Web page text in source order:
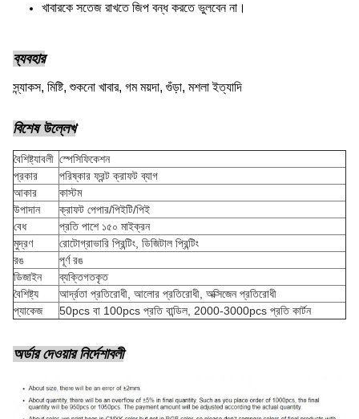
খাবারকে সতেজ রাখতে জিপ বন্ধ করতে ভুলবেন না।
ব্যবহার
স্ন্যাকস, মিষ্টি, শুকনো খাবার, গম ময়দা, গুঁড়া, মশলা ইত্যাদি
বিশেষ উল্লেখ
বৈশিষ্ট্যাবলী স্পেসিফিকেশন
প্রকার
পরিষ্কার ফ্রন্ট ক্রাফট ব্যাগ
আকার
কাস্টম
উপাদান
ক্রাফট পেপার/পিইটি/পিই
বেধ
প্রতি পাশে ১৫০ মাইক্রন
মুদ্রণ
রোটোগ্রাভারি প্রিন্টিং, ডিজিটাল প্রিন্টিং
রঙ
পূর্ণ রঙ
ডিজাইন
ব্যক্তিগতকৃত
বৈশিষ্ট্য
আর্দ্রতা প্রতিরোধী, আলোর প্রতিরোধী, অক্সিজেন প্রতিরোধী
প্যাকেজ
50pcs বা 100pcs প্রতি বান্ডিল, 2000-3000pcs প্রতি কার্টন
অর্ডার দেওয়ার নির্দেশাবলী